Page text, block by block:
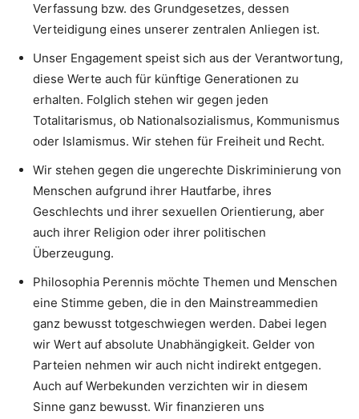
Verfassung bzw. des Grundgesetzes, dessen
Verteidigung eines unserer zentralen Anliegen ist.
Unser Engagement speist sich aus der Verantwortung,
diese Werte auch für künftige Generationen zu
erhalten. Folglich stehen wir gegen jeden
Totalitarismus, ob Nationalsozialismus, Kommunismus
oder Islamismus. Wir stehen für Freiheit und Recht.
Wir stehen gegen die ungerechte Diskriminierung von
Menschen aufgrund ihrer Hautfarbe, ihres
Geschlechts und ihrer sexuellen Orientierung, aber
auch ihrer Religion oder ihrer politischen
Überzeugung.
Philosophia Perennis möchte Themen und Menschen
eine Stimme geben, die in den Mainstreammedien
ganz bewusst totgeschwiegen werden. Dabei legen
wir Wert auf absolute Unabhängigkeit. Gelder von
Parteien nehmen wir auch nicht indirekt entgegen.
Auch auf Werbekunden verzichten wir in diesem
Sinne ganz bewusst. Wir finanzieren uns